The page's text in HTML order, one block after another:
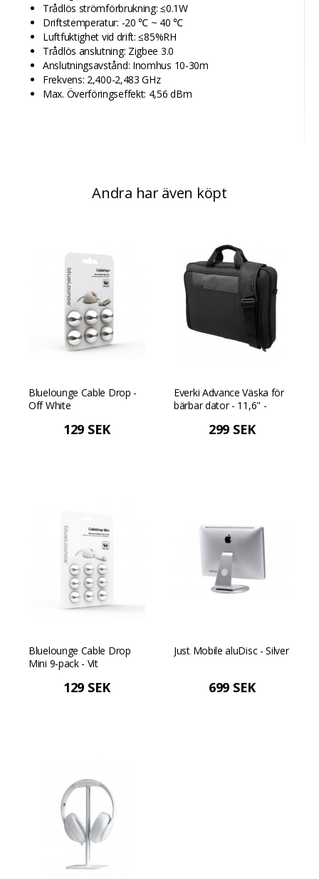
Trådlös strömförbrukning: ≤0.1W
Driftstemperatur: -20 ℃ ~ 40 ℃
Luftfuktighet vid drift: ≤85%RH
Trådlös anslutning: Zigbee 3.0
Anslutningsavstånd: Inomhus 10-30m
Frekvens: 2,400-2,483 GHz
Max. Överföringseffekt: 4,56 dBm
Andra har även köpt
Bluelounge Cable Drop -
Off White
129 SEK
Everki Advance Väska för
bärbar dator - 11,6" -
299 SEK
Bluelounge Cable Drop
Mini 9-pack - Vit
129 SEK
Just Mobile aluDisc - Silver
699 SEK